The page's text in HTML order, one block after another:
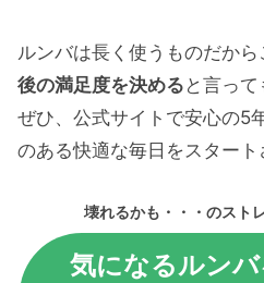
ルンバは長く使うものだから
後の満足度を決める と言って
ぜひ、公式サイトで安心の5
のある快適な毎日をスタート
壊れるかも・・・のスト
気になるルン